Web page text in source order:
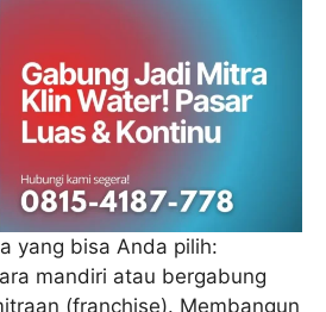
yang bisa Anda pilih:
mandiri atau bergabung
(franchise). Membangun